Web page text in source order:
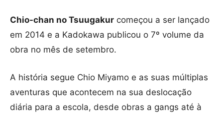
Chio-chan no Tsuugakur começou a ser lançado
em 2014 e a Kadokawa publicou o 7º volume da
obra no mês de setembro.
A história segue Chio Miyamo e as suas múltiplas
aventuras que acontecem na sua deslocação
diária para a escola, desde obras a gangs até à